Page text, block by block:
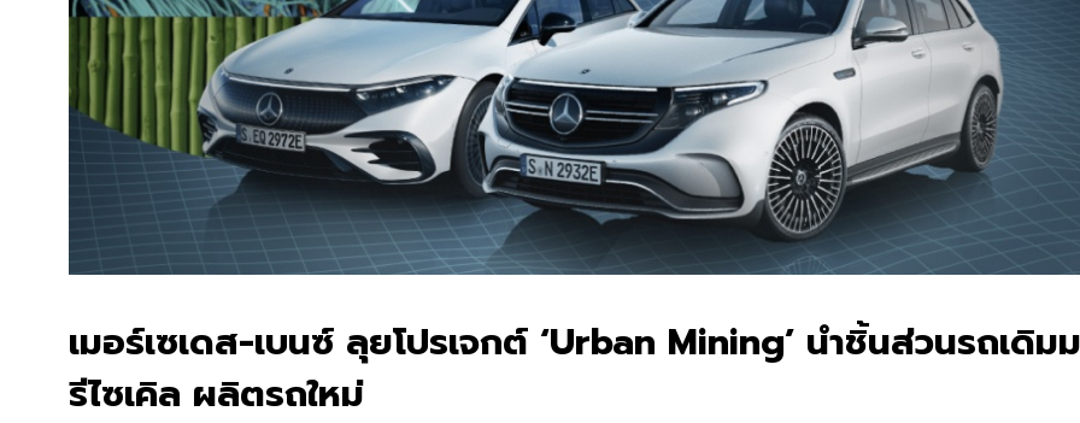
เมอร์เซเดส-เบนซ์ ลุยโปรเจกต์ ‘Urban Mining’ นำชิ้นส่วนรถเดิม
รีไซเคิล ผลิตรถใหม่